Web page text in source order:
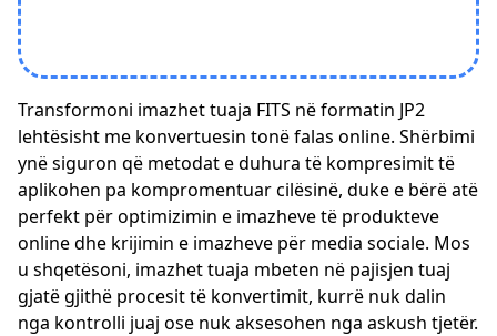
Transformoni imazhet tuaja FITS në formatin JP2
lehtësisht me konvertuesin tonë falas online. Shërbimi
ynë siguron që metodat e duhura të kompresimit të
aplikohen pa kompromentuar cilësinë, duke e bërë atë
perfekt për optimizimin e imazheve të produkteve
online dhe krijimin e imazheve për media sociale. Mos
u shqetësoni, imazhet tuaja mbeten në pajisjen tuaj
gjatë gjithë procesit të konvertimit, kurrë nuk dalin
nga kontrolli juaj ose nuk aksesohen nga askush tjetër.